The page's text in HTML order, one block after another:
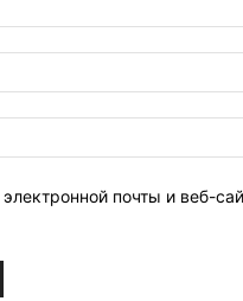
почты и веб-